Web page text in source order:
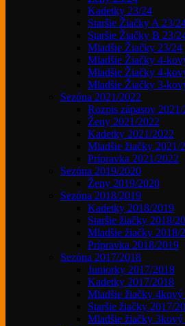
Kadetky 23/24
Staršie Žiačky A 23/
Staršie Žiačky B 23/
Mladšie Žiačky 23/24
Mladšie Žiačky 4-
Mladšie Žiačky 4-
Mladšie Žiačky 3-
Sezóna 2021/2022
Rozpis zápasov 2021/
Ženy 2021/2022
Kadetky 2021/2022
Mladšie žiačky 2021/
Prípravka 2021/2022
Sezóna 2019/2020
Ženy 2019/2020
Sezóna 2018/2019
Kadetky 2018/2019
Staršie žiačky 2018/
Mladšie žiačky 2018/
Prípravka 2018/2019
Sezóna 2017/2018
Juniorky 2017/2018
Kadetky 2017/2018
Mladšie žiačky 4kový
Staršie žiačky 2017/
Mladšie žiačky 3kový